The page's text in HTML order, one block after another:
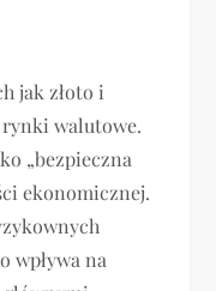
jak złoto i
rynki walutowe.
„bezpieczna
ekonomicznej.
wpływa na